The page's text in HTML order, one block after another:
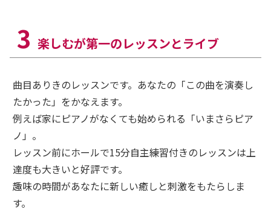
3 楽しむが第一のレッスンとライブ
曲目ありきのレッスンです。あなたの「この曲を演奏し
たかった」をかなえます。
例えば家にピアノがなくても始められる「いまさらピア
ノ」。
レッスン前にホールで15分自主練習付きのレッスンは上
達度も大きいと好評です。
趣味の時間があなたに新しい癒しと刺激をもたらしま
す。